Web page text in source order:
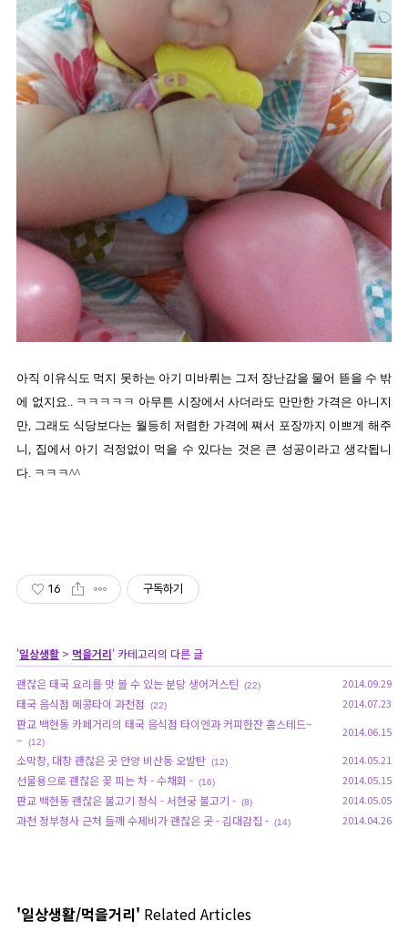
아직 이유식도 먹지 못하는 아기 미바뤼는 그저 장난감을 물어 뜯을 수 밖
에 없지요.. ㅋㅋㅋㅋㅋ 아무튼 시장에서 사더라도 만만한 가격은 아니지
만, 그래도 식당보다는 월등히 저렴한 가격에 쪄서 포장까지 이쁘게 해주
니, 집에서 아기 걱정없이 먹을 수 있다는 것은 큰 성공이라고 생각됩니
다. ㅋㅋㅋ^^
16 구독하기
'일상생활 > 먹을거리' 카테고리의 다른 글
괜찮은 태국 요리를 맛 볼 수 있는 분당 생어거스틴
(22) 2014.09.29
태국 음식점 메콩타이 과천점 (22) 2014.07.23
판교 백현동 카페거리의 태국 음식점 타이엔과 커피한잔 홈스테드~
~
(12)
2014.06.15
소막창, 대창 괜찮은 곳 안양 비산동 오발탄 (12) 2014.05.21
선물용으로 괜찮은 꽃 피는 차 - 수채화 - (16) 2014.05.15
판교 백현동 괜찮은 불고기 정식 - 서현궁 불고기 - (8) 2014.05.05
과천 정부청사 근처 들깨 수제비가 괜찮은 곳 - 김대감집 - (14) 2014.04.26
'일상생활/먹을거리' Related Articles